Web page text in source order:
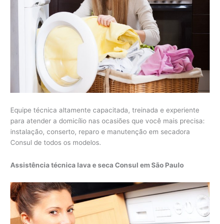
Equipe técnica altamente capacitada, treinada e experiente
para atender a domicílio nas ocasiões que você mais precisa:
instalação, conserto, reparo e manutenção em secadora
Consul de todos os modelos.
Assistência técnica lava e seca Consul em São Paulo